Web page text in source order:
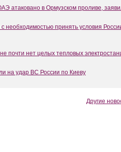
атаковано в Ормузском проливе,
с необходимостью принять условия
почти нет целых тепловых
на удар ВС России по Киеву
Другие